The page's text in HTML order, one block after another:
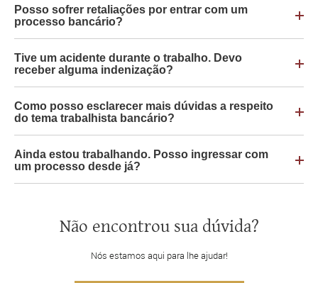
Posso sofrer retaliações por entrar com um
processo bancário?
Tive um acidente durante o trabalho. Devo
receber alguma indenização?
Como posso esclarecer mais dúvidas a respeito
do tema trabalhista bancário?
Ainda estou trabalhando. Posso ingressar com
um processo desde já?
Não encontrou sua dúvida?
Nós estamos aqui para lhe ajudar!